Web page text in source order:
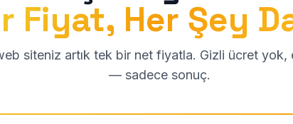
Fiyat, Her Şey
siteniz artık tek bir net fiyatla. Gizli ücret yok,
— sadece sonuç.